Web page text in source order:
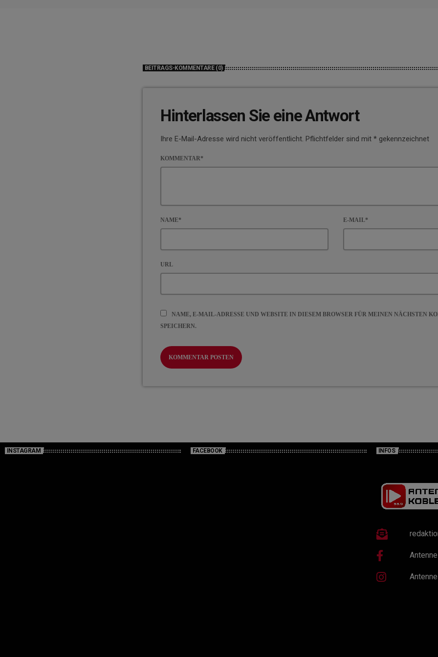
BEITRAGS-KOMMENTARE (0)
Hinterlassen Sie eine Antwort
Ihre E-Mail-Adresse wird nicht veröffentlicht. Pflichtfelder sind mit * gekennzeichnet
KOMMENTAR*
NAME* E-MAIL*
URL
NAME, E-MAIL-ADRESSE UND WEBSITE IN DIESEM BROWSER FÜR MEINEN NÄCHSTEN
SPEICHERN.
INSTAGRAM FACEBOOK INFOS